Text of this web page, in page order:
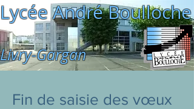
Lycée André Boulloche
Livry-Gargan
Fin de saisie des vœux